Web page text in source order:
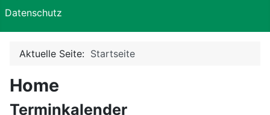
Datenschutz
Aktuelle Seite: Startseite
Home
Terminkalender